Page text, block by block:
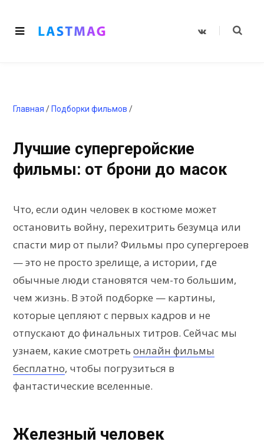
V
Главная / Подборки фильмов /
Лучшие супергеройские
фильмы: от брони до масок
Что, если один человек в костюме может
остановить войну, перехитрить безумца или
спасти мир от пыли? Фильмы про супергероев
— это не просто зрелище, а истории, где
обычные люди становятся чем-то большим,
чем жизнь. В этой подборке — картины,
которые цепляют с первых кадров и не
отпускают до финальных титров. Сейчас мы
узнаем, какие смотреть онлайн фильмы
бесплатно, чтобы погрузиться в
фантастические вселенные.
Железный человек